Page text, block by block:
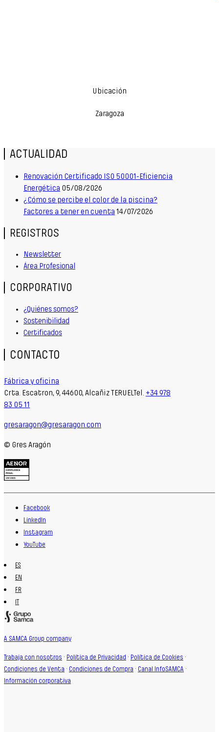
Ubicación
Zaragoza
ACTUALIDAD
Renovación Certificado ISO 50001-Eficiencia
Energética 05/08/2026
¿Cómo se percibe el color de la piscina?
Factores a tener en cuenta 14/07/2026
REGISTROS
Newsletter
Área Profesional
CORPORATIVO
¿Quiénes somos?
Sostenibilidad
Certificados
CONTACTO
Fábrica y oficina
Crta. Escatron, 9, 44600, Alcañiz TERUELTel. +34 978
83 05 11
gresaragon@gresaragon.com
© Gres Aragón
Facebook
LinkedIn
Instagram
YouTube
ES
EN
FR
IT
A SAMCA Group company
Trabaja con nosotros · Política de Privacidad · Política de Cookies ·
Condiciones de Venta · Condiciones de Compra · Canal InfoSAMCA ·
Información corporativa